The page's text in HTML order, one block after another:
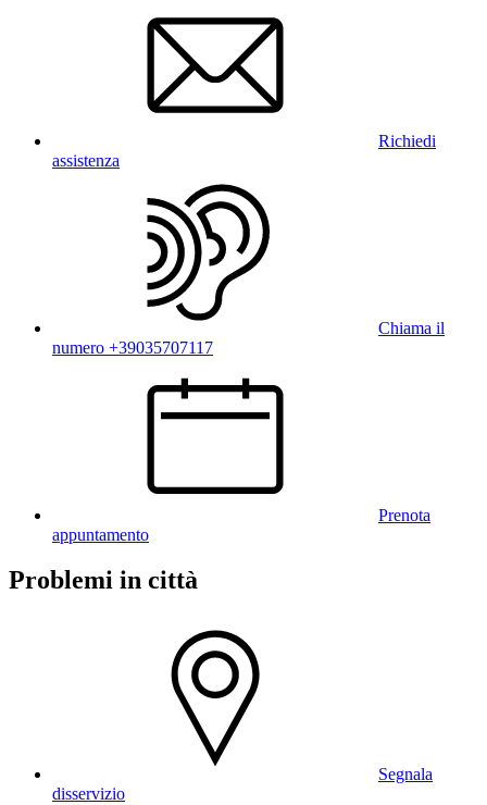
Richiedi
assistenza
Chiama il
numero +39035707117
Prenota
appuntamento
Problemi in città
Segnala
disservizio